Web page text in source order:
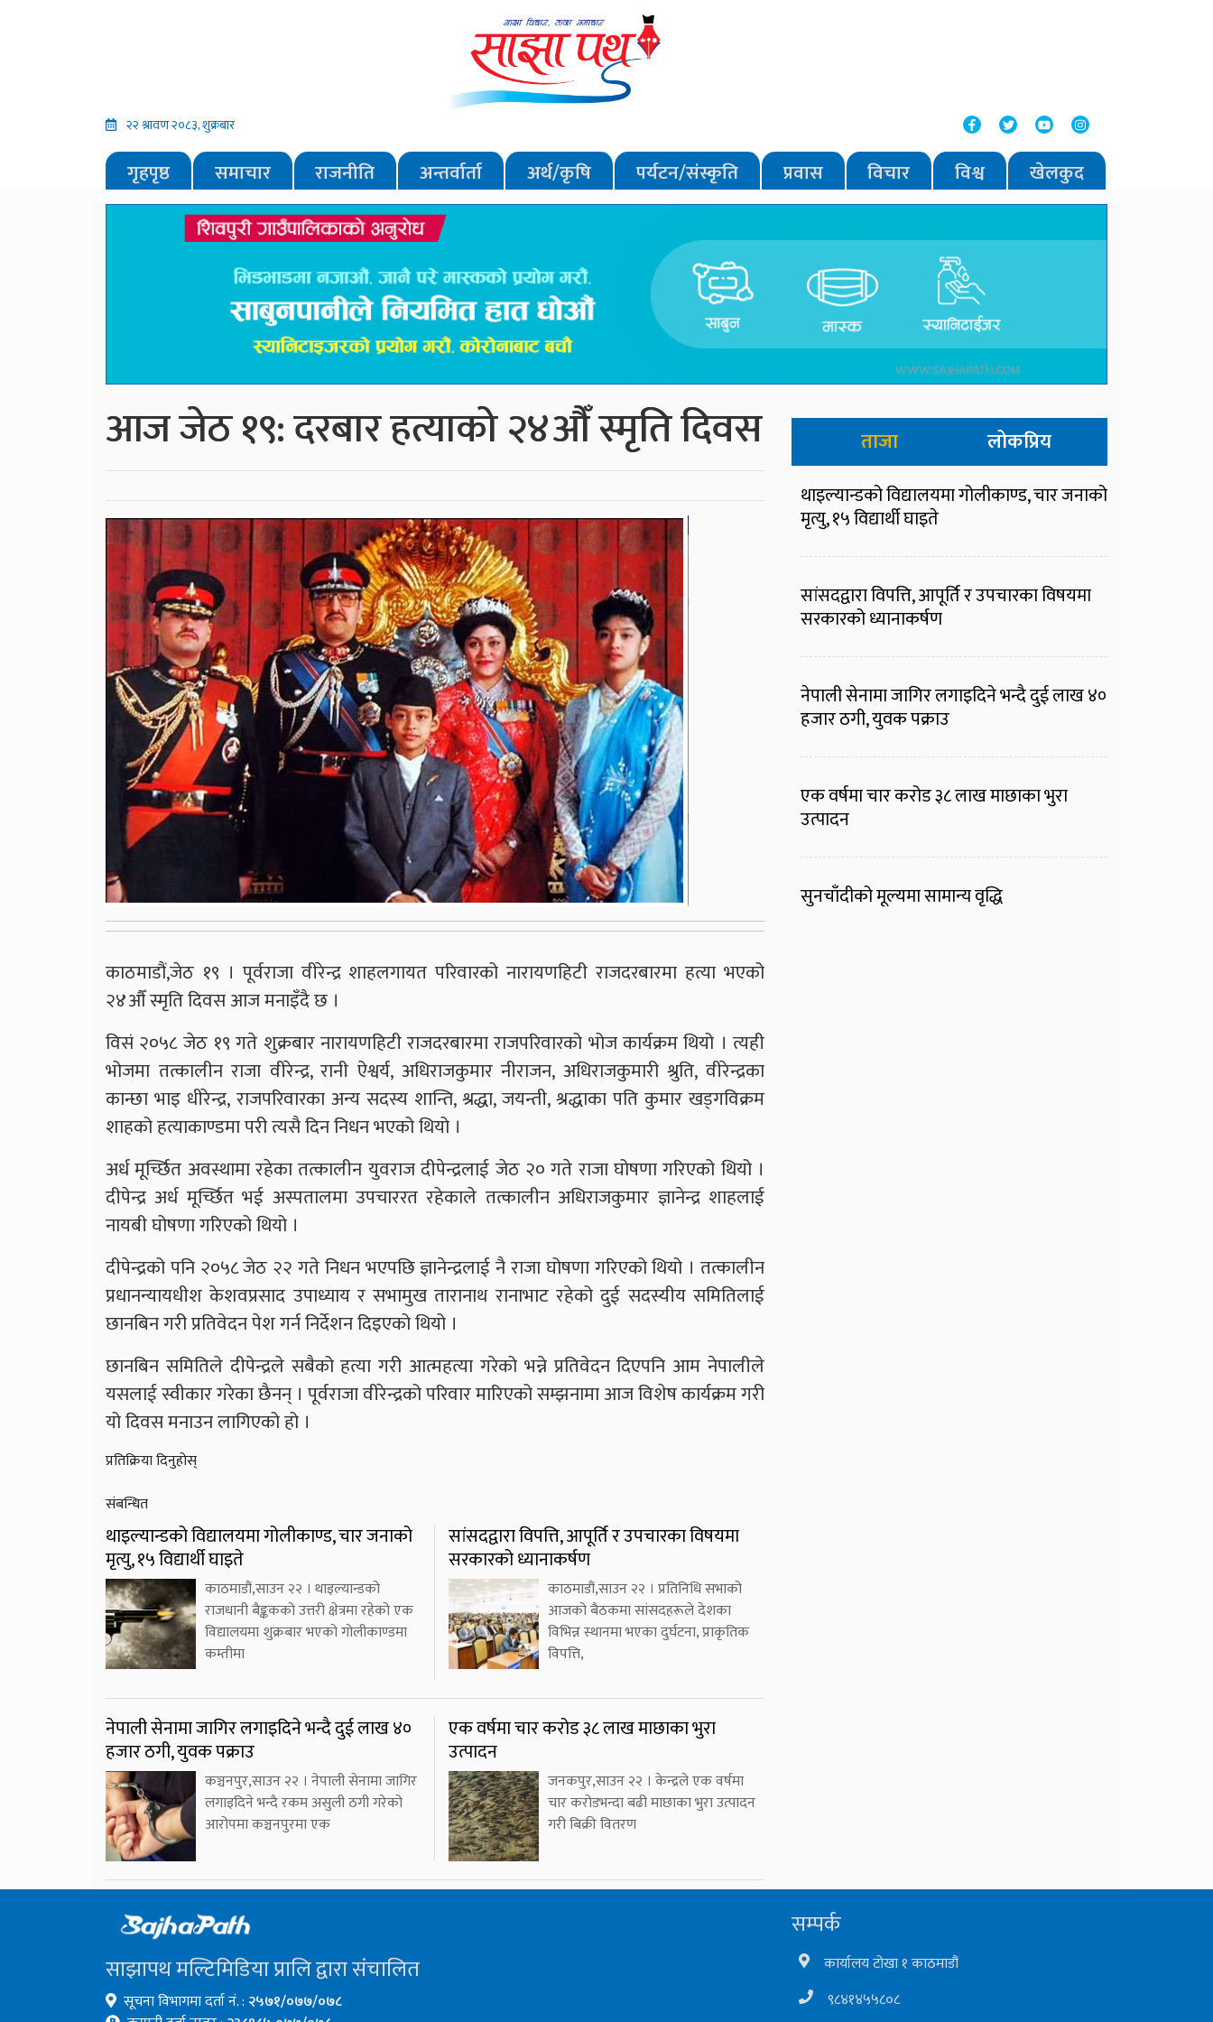
२२ श्रावण २०८३, शुक्रबार
गृहपृष्ठ समाचार राजनीति अन्तर्वार्ता अर्थ/कृषि पर्यटन/संस्कृति प्रवास विचार विश्व खेलकुद
आज जेठ १९: दरबार हत्याको २४औँ स्मृति दिवस
काठमाडौं,जेठ १९ । पूर्वराजा वीरेन्द्र शाहलगायत परिवारको नारायणहिटी राजदरबारमा हत्या भएको
२४औँ स्मृति दिवस आज मनाइँदै छ ।
विसं २०५८ जेठ १९ गते शुक्रबार नारायणहिटी राजदरबारमा राजपरिवारको भोज कार्यक्रम थियो । त्यही
भोजमा तत्कालीन राजा वीरेन्द्र, रानी ऐश्वर्य, अधिराजकुमार नीराजन, अधिराजकुमारी श्रुति, वीरेन्द्रका
कान्छा भाइ धीरेन्द्र, राजपरिवारका अन्य सदस्य शान्ति, श्रद्धा, जयन्ती, श्रद्धाका पति कुमार खड्गविक्रम
शाहको हत्याकाण्डमा परी त्यसै दिन निधन भएको थियो ।
अर्ध मूर्च्छित अवस्थामा रहेका तत्कालीन युवराज दीपेन्द्रलाई जेठ २० गते राजा घोषणा गरिएको थियो ।
दीपेन्द्र अर्ध मूर्च्छित भई अस्पतालमा उपचाररत रहेकाले तत्कालीन अधिराजकुमार ज्ञानेन्द्र शाहलाई
नायबी घोषणा गरिएको थियो ।
दीपेन्द्रको पनि २०५८ जेठ २२ गते निधन भएपछि ज्ञानेन्द्रलाई नै राजा घोषणा गरिएको थियो । तत्कालीन
प्रधानन्यायधीश केशवप्रसाद उपाध्याय र सभामुख तारानाथ रानाभाट रहेको दुई सदस्यीय समितिलाई
छानबिन गरी प्रतिवेदन पेश गर्न निर्देशन दिइएको थियो ।
छानबिन समितिले दीपेन्द्रले सबैको हत्या गरी आत्महत्या गरेको भन्ने प्रतिवेदन दिएपनि आम नेपालीले
यसलाई स्वीकार गरेका छैनन् । पूर्वराजा वीरेन्द्रको परिवार मारिएको सम्झनामा आज विशेष कार्यक्रम गरी
यो दिवस मनाउन लागिएको हो ।
प्रतिक्रिया दिनुहोस्
संबन्धित
थाइल्यान्डको विद्यालयमा गोलीकाण्ड, चार जनाको
मृत्यु, १५ विद्यार्थी घाइते
काठमाडौं,साउन २२ । थाइल्यान्डको
राजधानी बैङ्ककको उत्तरी क्षेत्रमा रहेको एक
विद्यालयमा शुक्रबार भएको गोलीकाण्डमा
कम्तीमा
सांसदद्वारा विपत्ति, आपूर्ति र उपचारका विषयमा
सरकारको ध्यानाकर्षण
काठमाडौं,साउन २२ । प्रतिनिधि सभाको
आजको बैठकमा सांसदहरूले देशका
विभिन्न स्थानमा भएका दुर्घटना, प्राकृतिक
विपत्ति,
नेपाली सेनामा जागिर लगाइदिने भन्दै दुई लाख ४०
हजार ठगी, युवक पक्राउ
कञ्चनपुर,साउन २२ । नेपाली सेनामा जागिर
लगाइदिने भन्दै रकम असुली ठगी गरेको
आरोपमा कञ्चनपुरमा एक
एक वर्षमा चार करोड ३८ लाख माछाका भुरा
उत्पादन
जनकपुर,साउन २२ । केन्द्रले एक वर्षमा
चार करोडभन्दा बढी माछाका भुरा उत्पादन
गरी बिक्री वितरण
ताजा लोकप्रिय
थाइल्यान्डको विद्यालयमा गोलीकाण्ड, चार जनाको
मृत्यु, १५ विद्यार्थी घाइते
सांसदद्वारा विपत्ति, आपूर्ति र उपचारका विषयमा
सरकारको ध्यानाकर्षण
नेपाली सेनामा जागिर लगाइदिने भन्दै दुई लाख ४०
हजार ठगी, युवक पक्राउ
एक वर्षमा चार करोड ३८ लाख माछाका भुरा
उत्पादन
सुनचाँदीको मूल्यमा सामान्य वृद्धि
साझापथ मल्टिमिडिया प्रालि द्वारा संचालित
सूचना विभागमा दर्ता नं. : २५७१/०७७/०७८
सम्पर्क
कार्यालय टोखा १ काठमाडौं
९८४१४५५८०८